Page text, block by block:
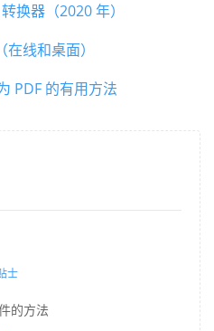
换器（2020 年）
线和桌面）
PDF 的有用方法
士
的方法